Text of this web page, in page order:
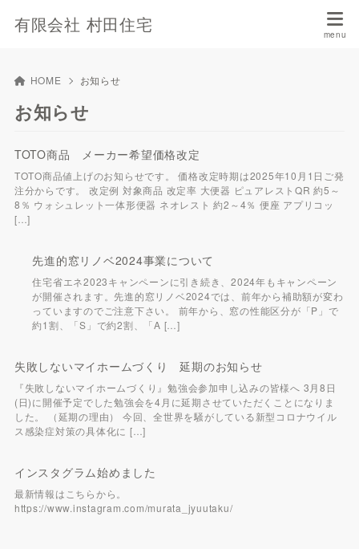
有限会社 村田住宅
HOME お知らせ
お知らせ
TOTO商品 メーカー希望価格改定
TOTO商品値上げのお知らせです。 価格改定時期は2025年10月1日ご発
注分からです。 改定例 対象商品 改定率 大便器 ピュアレストQR 約5～
8％ ウォシュレット一体形便器 ネオレスト 約2～4％ 便座 アプリコッ
[…]
先進的窓リノベ2024事業について
住宅省エネ2023キャンペーンに引き続き、2024年もキャンペーン
が開催されます。先進的窓リノベ2024では、前年から補助額が変わ
っていますのでご注意下さい。 前年から、窓の性能区分が「P」で
約1割、「S」で約2割、「A […]
失敗しないマイホームづくり 延期のお知らせ
『失敗しないマイホームづくり』勉強会参加申し込みの皆様へ 3月8日
(日)に開催予定でした勉強会を4月に延期させていただくことになりま
した。 （延期の理由） 今回、全世界を騒がしている新型コロナウイル
ス感染症対策の具体化に […]
インスタグラム始めました
最新情報はこちらから。
https://www.instagram.com/murata_jyuutaku/